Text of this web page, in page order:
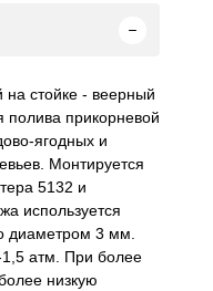
на стойке - веерный
полива прикорневой
ягодных и
Монтируется
5132 и
используется
диаметром 3 мм.
атм. При более
низкую